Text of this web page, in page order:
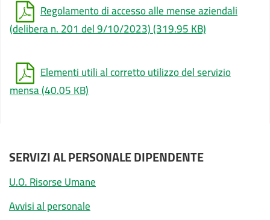
Regolamento di accesso alle mense aziendali
(delibera n. 201 del 9/10/2023)(319.95 KB)
Elementi utili al corretto utilizzo del servizio
mensa(40.05 KB)
SERVIZI AL PERSONALE DIPENDENTE
U.O. Risorse Umane
Avvisi al personale